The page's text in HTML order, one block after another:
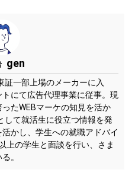
gen
証一部上場のメーカーに入
にて広告代理事業に従事。現
たWEBマーケの知見を活か
して就活生に役立つ情報を発
かし、学生への就職アドバイ
上の学生と面談を行い、さま
。